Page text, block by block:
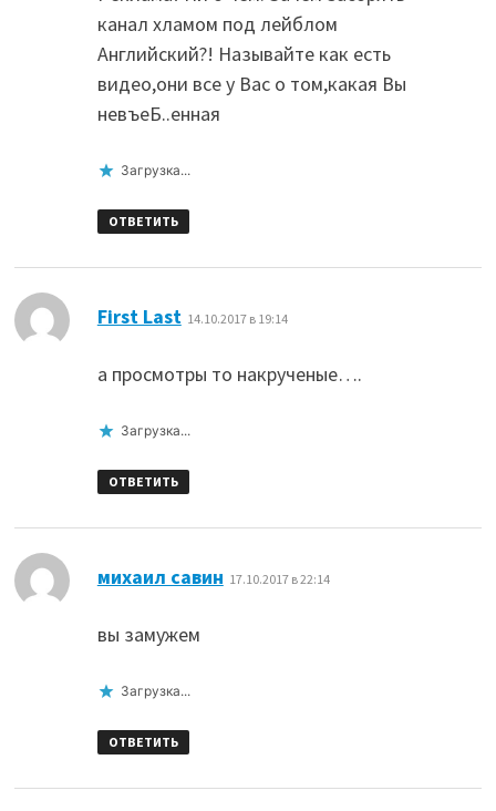
канал хламом под лейблом
Английский?! Называйте как есть
видео,они все у Вас о том,какая Вы
невъеБ..енная
Загрузка...
ОТВЕТИТЬ
First Last 14.10.2017 в 19:14
а просмотры то накрученые….
Загрузка...
ОТВЕТИТЬ
михаил савин 17.10.2017 в 22:14
вы замужем
Загрузка...
ОТВЕТИТЬ